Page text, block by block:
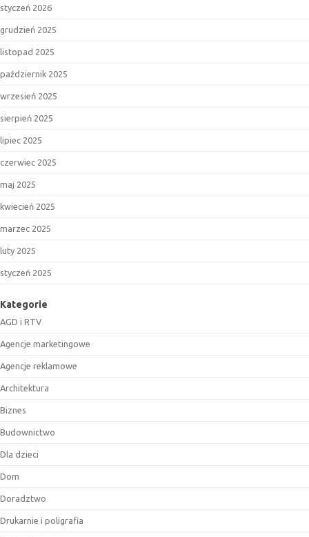
styczeń 2026
grudzień 2025
listopad 2025
październik 2025
wrzesień 2025
sierpień 2025
lipiec 2025
czerwiec 2025
maj 2025
kwiecień 2025
marzec 2025
luty 2025
styczeń 2025
Kategorie
AGD i RTV
Agencje marketingowe
Agencje reklamowe
Architektura
Biznes
Budownictwo
Dla dzieci
Dom
Doradztwo
Drukarnie i poligrafia